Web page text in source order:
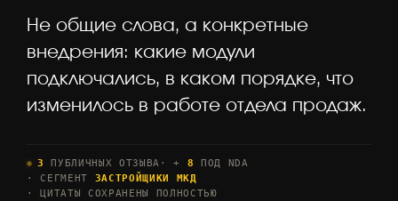
Не общие слова, а конкретные
внедрения: какие модули
подключались, в каком порядке, что
изменилось в работе отдела продаж.
3 ПУБЛИЧНЫХ ОТЗЫВА · + 8 ПОД NDA
· СЕГМЕНТ ЗАСТРОЙЩИКИ МКД
· ЦИТАТЫ СОХРАНЕНЫ ПОЛНОСТЬЮ